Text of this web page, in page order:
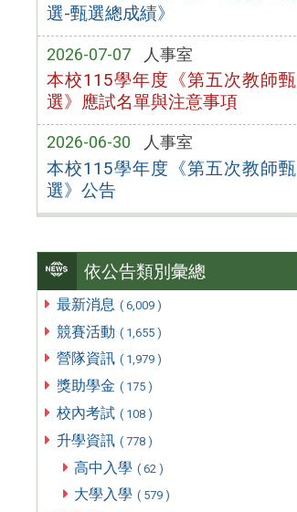
選-甄選總成績》
2026-07-07 人事室
本校115學年度《第五次教師甄
選》應試名單與注意事項
2026-06-30 人事室
本校115學年度《第五次教師甄
選》公告
依公告類別彙總
最新消息 ( 6,009 )
競賽活動 ( 1,655 )
營隊資訊 ( 1,979 )
獎助學金 ( 175 )
校內考試 ( 108 )
升學資訊 ( 778 )
高中入學 ( 62 )
大學入學 ( 579 )